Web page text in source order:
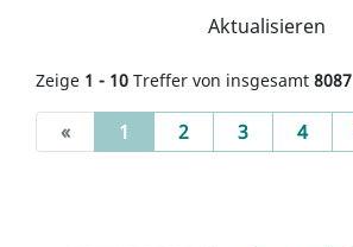
Aktualisieren
Zeige 1 - 10 Treffer von insgesamt 8087
« 1 (current)
2 3 4